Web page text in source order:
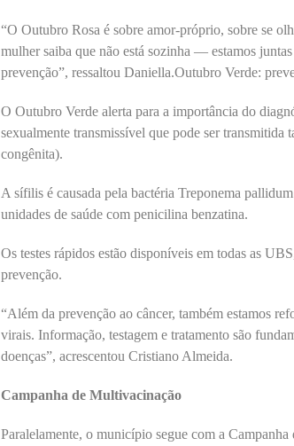
“O Outubro Rosa é sobre amor-próprio, sobre se
mulher saiba que não está sozinha — estamos
prevenção”, ressaltou Daniella.Outubro Verde:
O Outubro Verde alerta para a importância do
sexualmente transmissível que pode ser transmitida
congênita).
A sífilis é causada pela bactéria Treponema
unidades de saúde com penicilina benzatina.
Os testes rápidos estão disponíveis em todas as
prevenção.
“Além da prevenção ao câncer, também estamos
virais. Informação, testagem e tratamento são
doenças”, acrescentou Cristiano Almeida.
Campanha de Multivacinação
Paralelamente, o município segue com a